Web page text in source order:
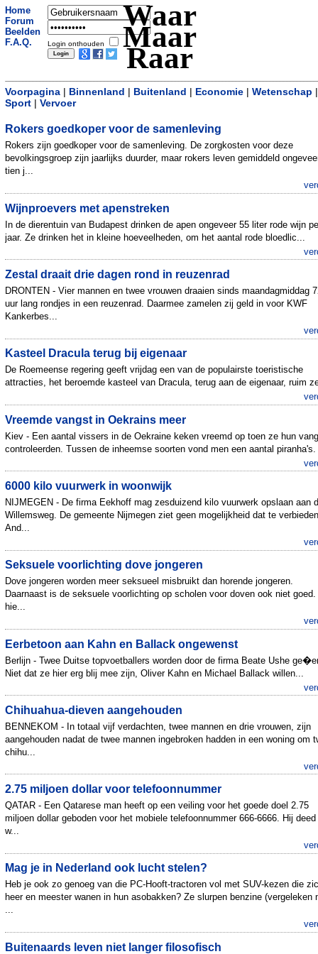
Home
Forum
Beelden
F.A.Q.
Login onthouden
Waar
Maar
Raar
Voorpagina | Binnenland | Buitenland | Economie | Wetenschap |
Sport | Vervoer
Rokers goedkoper voor de samenleving
Rokers zijn goedkoper voor de samenleving. De zorgkosten voor deze
bevolkingsgroep zijn jaarlijks duurder, maar rokers leven gemiddeld
tien j...
Wijnproevers met apenstreken
In de dierentuin van Budapest drinken de apen ongeveer 55 liter rode wijn
jaar. Ze drinken het in kleine hoeveelheden, om het aantal rode bloedlic...
Zestal draait drie dagen rond in reuzenrad
DRONTEN - Vier mannen en twee vrouwen draaien sinds maandagmiddag
uur lang rondjes in een reuzenrad. Daarmee zamelen zij geld in voor KWF
Kankerbes...
Kasteel Dracula terug bij eigenaar
De Roemeense regering geeft vrijdag een van de populairste toeristische
attracties, het beroemde kasteel van Dracula, terug aan de eigenaar, ruim
Vreemde vangst in Oekrains meer
Kiev - Een aantal vissers in de Oekraine keken vreemd op toen ze hun
controleerden. Tussen de inheemse soorten vond men een aantal
6000 kilo vuurwerk in woonwijk
NIJMEGEN - De firma Eekhoff mag zesduizend kilo vuurwerk opslaan aan
Willemsweg. De gemeente Nijmegen ziet geen mogelijkheid dat te
And...
Seksuele voorlichting dove jongeren
Dove jongeren worden meer seksueel misbruikt dan horende jongeren.
Daarnaast is de seksuele voorlichting op scholen voor doven ook niet goed.
hie...
Eerbetoon aan Kahn en Ballack ongewenst
Berlijn - Twee Duitse topvoetballers worden door de firma Beate Ushe
Niet dat ze hier erg blij mee zijn, Oliver Kahn en Michael Ballack willen...
Chihuahua-dieven aangehouden
BENNEKOM - In totaal vijf verdachten, twee mannen en drie vrouwen, zijn
aangehouden nadat de twee mannen ingebroken hadden in een woning om
chihu...
2.75 miljoen dollar voor telefoonnummer
QATAR - Een Qatarese man heeft op een veiling voor het goede doel 2.75
miljoen dollar geboden voor het mobiele telefoonnummer 666-6666. Hij
w...
Mag je in Nederland ook lucht stelen?
Heb je ook zo genoeg van die PC-Hooft-tractoren vol met SUV-kezen die
heer en meester wanen in hun asobakken? Ze slurpen benzine (vergeleken
...
Buitenaards leven niet langer filosofisch